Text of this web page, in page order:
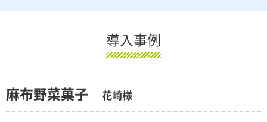
導入事例
麻布野菜菓子 花崎様